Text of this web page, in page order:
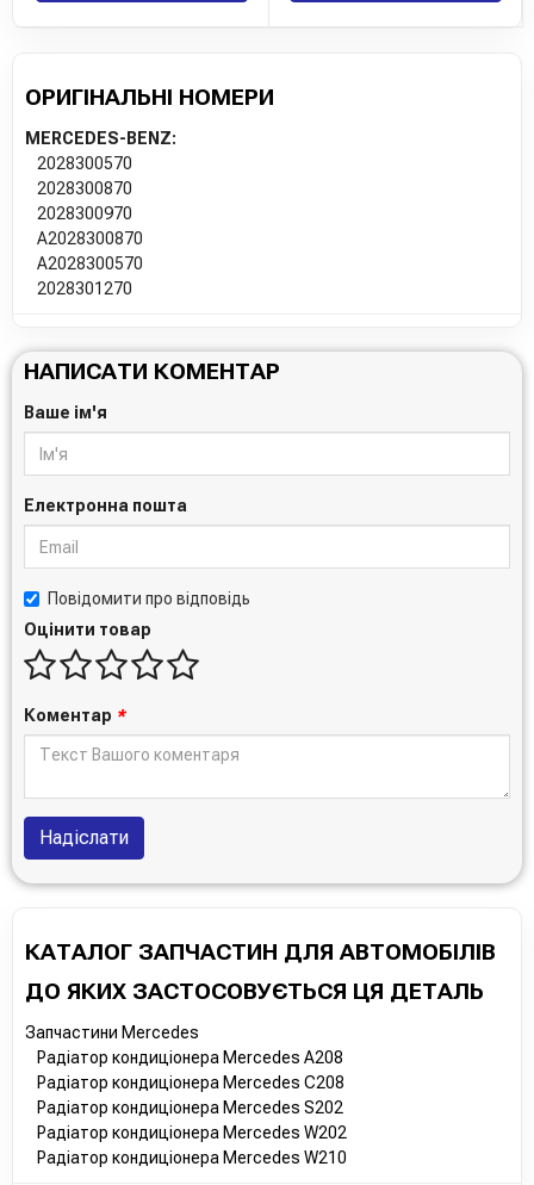
ОРИГІНАЛЬНІ НОМЕРИ
MERCEDES-BENZ:
2028300570
2028300870
2028300970
A2028300870
A2028300570
2028301270
НАПИСАТИ КОМЕНТАР
Ваше ім'я
Електронна пошта
Повідомити про відповідь
Оцінити товар
Коментар *
Надіслати
КАТАЛОГ ЗАПЧАСТИН ДЛЯ АВТОМОБІЛІВ
ДО ЯКИХ ЗАСТОСОВУЄТЬСЯ ЦЯ ДЕТАЛЬ
Запчастини Mercedes
Радіатор кондиціонера Mercedes A208
Радіатор кондиціонера Mercedes C208
Радіатор кондиціонера Mercedes S202
Радіатор кондиціонера Mercedes W202
Радіатор кондиціонера Mercedes W210